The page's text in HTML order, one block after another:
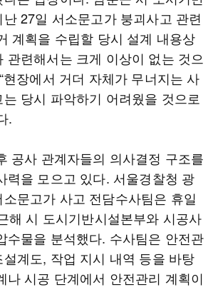
27일 서소문고가 붕괴사고 관련
계획을 수립할 당시 설계 내용상
관련해서는 크게 이상이 없는 것으
현장에서 거더 자체가 무너지는 사
당시 파악하기 어려웠을 것으로
.
공사 관계자들의 의사결정 구조를
력을 모으고 있다. 서울경찰청 광
문고가 사고 전담수사팀은 휴일
해 시 도시기반시설본부와 시공사
수물을 분석했다. 수사팀은 안전관
계도, 작업 지시 내역 등을 바탕
나 시공 단계에서 안전관리 계획이